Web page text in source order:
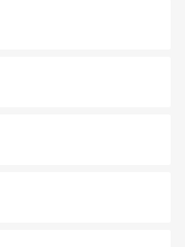
を楽しめる外せないスポット